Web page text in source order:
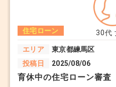
金など）を一時的に立て
位置づけです。
つまり、土地の所有権を
を“つなぐ”役割です。
30代
住宅ローン
エリア
東京都練馬区
投稿日
2025/08/06
育休中の住宅ローン審査